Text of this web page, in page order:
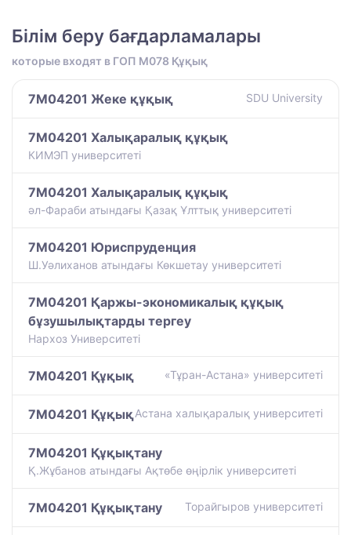
Білім беру бағдарламалары
которые входят в ГОП M078 Құқық
7M04201 Жеке құқық SDU University
7M04201 Халықаралық құқық
КИМЭП университеті
7M04201 Халықаралық құқық
әл-Фараби атындағы Қазақ Ұлттық университеті
7M04201 Юриспруденция
Ш.Уәлиханов атындағы Көкшетау университетi
7M04201 Қаржы-экономикалық құқық
бұзушылықтарды тергеу
Нархоз Университеті
7M04201 Құқық «Тұран-Астана» университеті
7M04201 ҚұқықАстана халықаралық университеті
7M04201 Құқықтану
Қ.Жұбанов атындағы Ақтөбе өңірлік университеті
7M04201 Құқықтану Торайгыров университеті